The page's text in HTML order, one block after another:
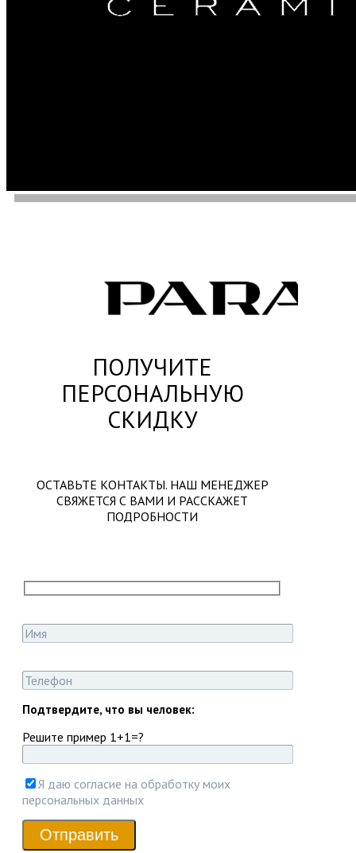
ПОЛУЧИТЕ
ПЕРСОНАЛЬНУЮ
СКИДКУ
ОСТАВЬТЕ КОНТАКТЫ. НАШ МЕНЕДЖЕР
СВЯЖЕТСЯ С ВАМИ И РАССКАЖЕТ
ПОДРОБНОСТИ
Подтвердите, что вы человек:
Решите пример 1+1=?
Я даю согласие на обработку моих
персональных данных
Отправить